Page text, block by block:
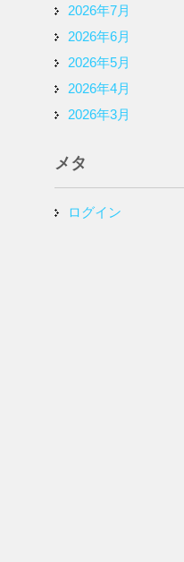
2026年7月
2026年6月
2026年5月
2026年4月
2026年3月
メタ
ログイン